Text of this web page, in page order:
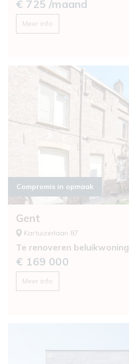
€ 725 /maand
Meer info
Compromis in opmaak
Gent
Kartuizerlaan 87
Te renoveren beluikwoning
€ 169 000
Meer info